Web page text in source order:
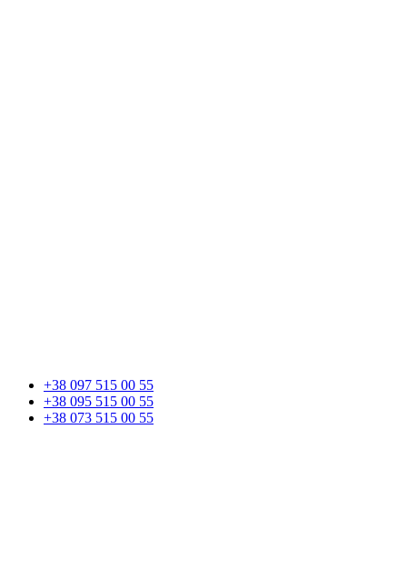
+38 097 515 00 55
+38 095 515 00 55
+38 073 515 00 55